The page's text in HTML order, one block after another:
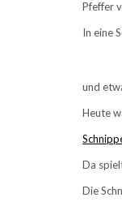
Pfeffer
In eine
und
Heute
Da
Die